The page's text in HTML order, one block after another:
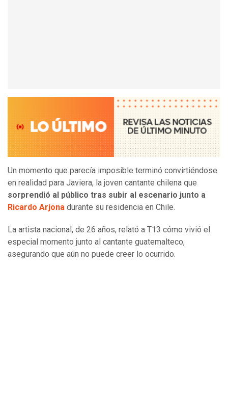
Un momento que parecía imposible terminó convirtiéndose
en realidad para Javiera, la joven cantante chilena que
sorprendió al público tras subir al escenario junto a
Ricardo Arjona durante su residencia en Chile.
La artista nacional, de 26 años, relató a T13 cómo vivió el
especial momento junto al cantante guatemalteco,
asegurando que aún no puede creer lo ocurrido.